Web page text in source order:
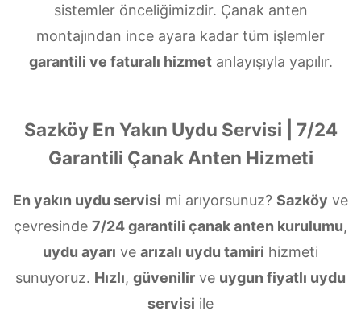
sistemler önceliğimizdir. Çanak anten
montajından ince ayara kadar tüm işlemler
garantili ve faturalı hizmetanlayışıyla yapılır.
Sazköy En Yakın Uydu Servisi | 7/24
Garantili Çanak Anten Hizmeti
En yakın uydu servisi mi arıyorsunuz? Sazköy ve
çevresinde 7/24 garantili çanak anten kurulumu,
uydu ayarı ve arızalı uydu tamiri hizmeti
sunuyoruz. Hızlı, güvenilir ve uygun fiyatlı uydu
servisi ile